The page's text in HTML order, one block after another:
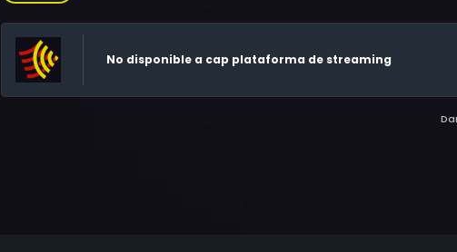
No disponible a cap plataforma de streaming